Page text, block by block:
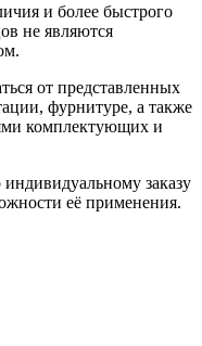
и более быстрого
не являются
от представленных
фурнитуре, а также
комплектующих и
заказу
её применения.